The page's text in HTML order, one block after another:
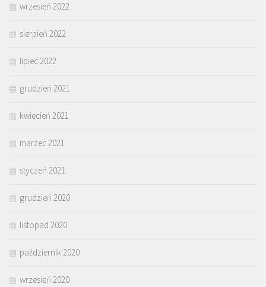
wrzesień 2022
sierpień 2022
lipiec 2022
grudzień 2021
kwiecień 2021
marzec 2021
styczeń 2021
grudzień 2020
listopad 2020
październik 2020
wrzesień 2020